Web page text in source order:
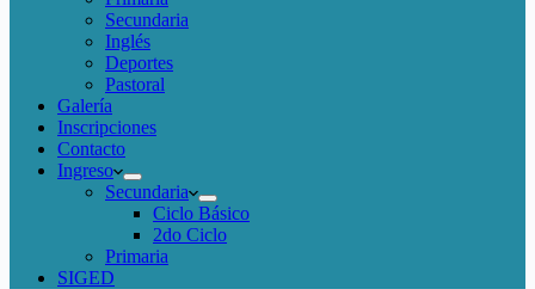
Secundaria
Inglés
Deportes
Pastoral
Galería
Inscripciones
Contacto
Ingreso
Secundaria
Ciclo Básico
2do Ciclo
Primaria
SIGED